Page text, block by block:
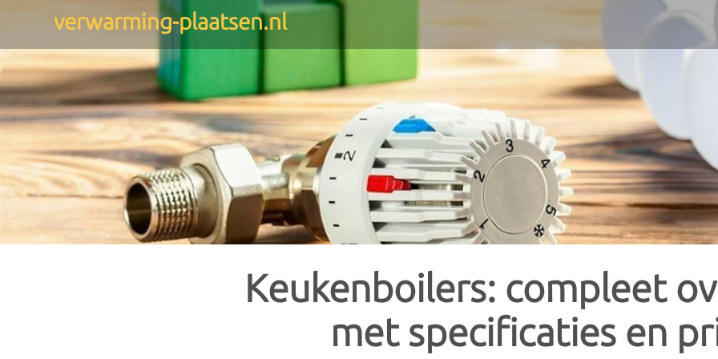
Verwarming
Verwarmingsketels
Gasketels
Stookolieketels
Biomassaketels
Warmtepompen
Lucht lucht warmtepomp
Lucht water warmtepomp
Water water warmtepomp
Grond water warmtepomp
HR-ketels
Geisers
Gasgeisers
Condensatiegeisers
Doorstromers op gas
Elektrische doorstromers
Gratis offertes
De keuze aan verwarmingstoestellen is heel uitgebreid, waardoor je als consument al snel het overzicht
toestel het meest geschikt is voor jou? Aarzel dan niet om je te laten adviseren door een professionele
Via onderstaand formulier ontvang je meteen meerdere gratis offertes van installateurs in jouw regio.
hen ontvangt, en maak zelf de keuze.
Alle offertes zijn volledig gratis en vrijblijvend.
verwarming-plaatsen.nl
Keukenboilers: compleet
met specificaties en